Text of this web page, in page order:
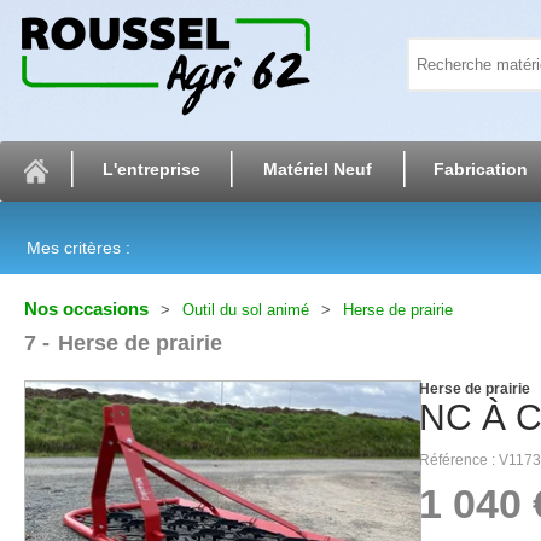
L'entreprise Matériel Neuf Fabrication
Mes critères :
Nos occasions Outil du sol animé Herse de prairie
7 Herse de prairie
NC À
Herse de prairie
Référence V1173
1 040